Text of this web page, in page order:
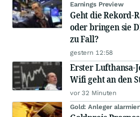
Earnings Preview
Geht die Rekord-
oder bringen sie
zu Fall?
gestern 12:58
Erster Lufthansa-
Wifi geht an den
vor 32 Minuten
Gold: Anleger